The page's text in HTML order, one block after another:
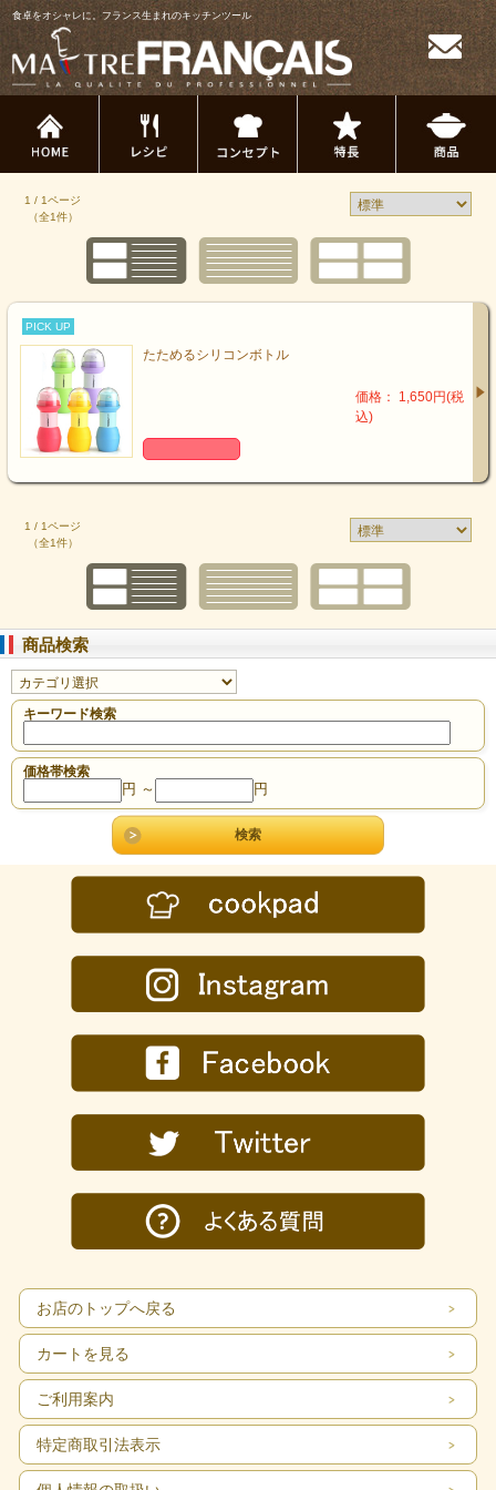
食卓をオシャレに。フランス生まれのキッチンツール
1 / 1ページ
（全1件）
PICK UP
たためるシリコンボトル
価格： 1,650円(税
込)
1 / 1ページ
（全1件）
商品検索
キーワード検索
価格帯検索
円 ～ 円
お店のトップへ戻る
カートを見る
ご利用案内
特定商取引法表示